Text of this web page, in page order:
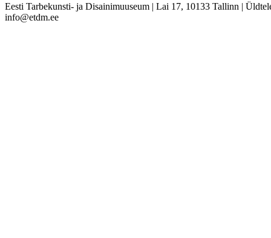
Eesti Tarbekunsti- ja Disainimuuseum | Lai 17, 10133 Tallinn |
info@etdm.ee